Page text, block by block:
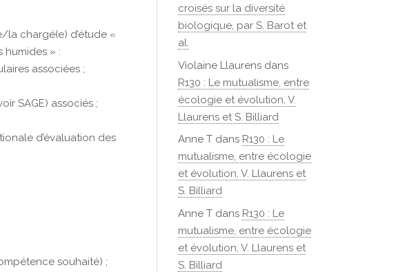
la chargé(e) d’étude «
» :
associées ;
SAGE) associés ;
d’évaluation des
souhaité) ;
croisés sur la diversité
biologique, par S. Barot et
al.
Violaine Llaurens dans
R130 : Le mutualisme, entre
écologie et évolution, V.
Llaurens et S. Billiard
Anne T dans R130 : Le
mutualisme, entre écologie
et évolution, V. Llaurens et
S. Billiard
Anne T dans R130 : Le
mutualisme, entre écologie
et évolution, V. Llaurens et
S. Billiard